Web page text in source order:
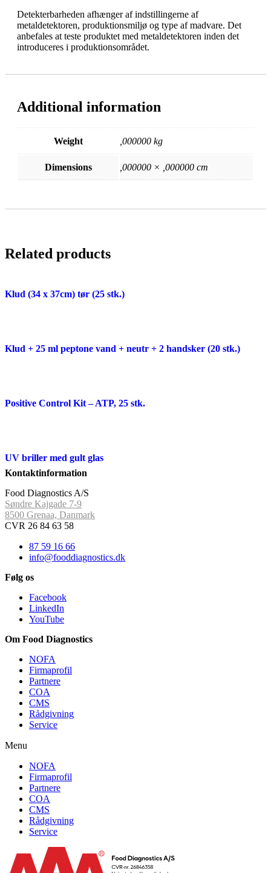
Detekterbarheden afhænger af indstillingerne af
metaldetektoren, produktionsmiljø og type af madvare. Det
anbefales at teste produktet med metaldetektoren inden det
introduceres i produktionsområdet.
Additional information
Weight ,000000 kg
Dimensions ,000000 × ,000000 cm
Related products
Klud (34 x 37cm) tør (25 stk.)
Klud + 25 ml peptone vand + neutr + 2 handsker (20 stk.)
Positive Control Kit – ATP, 25 stk.
UV briller med gult glas
Kontaktinformation
Food Diagnostics A/S
Søndre Kajgade 7-9
8500 Grenaa, Danmark
CVR 26 84 63 58
87 59 16 66
info@fooddiagnostics.dk
Følg os
Facebook
LinkedIn
YouTube
Om Food Diagnostics
NOFA
Firmaprofil
Partnere
COA
CMS
Rådgivning
Service
Menu
NOFA
Firmaprofil
Partnere
COA
CMS
Rådgivning
Service